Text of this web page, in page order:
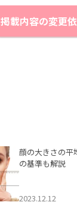
掲載内容の変更
顔の大きさの平
の基準も解説
2023.12.12